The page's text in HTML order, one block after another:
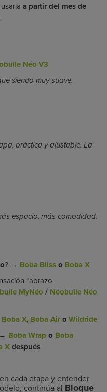
a partir del mes de
Néo V3
siendo muy suave.
práctica y ajustable. La
espacio, más comodidad.
? → Boba Blisso Boba X
“abrazo
MyNéo / Néobulle Néo
Boba X, Boba Airo Wildride
→ Boba Wrap o Boba
Xdespués
cada etapa y entender
continúa al Bloque